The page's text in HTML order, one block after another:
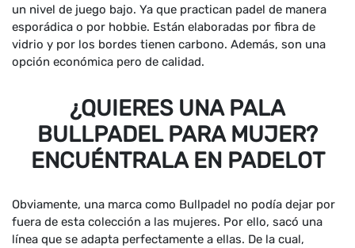
un nivel de juego bajo. Ya que practican padel de manera
esporádica o por hobbie. Están elaboradas por fibra de
vidrio y por los bordes tienen carbono. Además, son una
opción económica pero de calidad.
¿QUIERES UNA PALA
BULLPADEL PARA MUJER?
ENCUÉNTRALA EN PADELOT
Obviamente, una marca como Bullpadel no podía dejar por
fuera de esta colección a las mujeres. Por ello, sacó una
línea que se adapta perfectamente a ellas. De la cual,